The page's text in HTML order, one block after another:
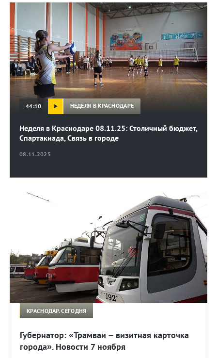
08.11.2025
Неделя в Краснодаре 08.11.25: Столичный бюджет,
Спартакиада, Связь в городе
44:10 НЕДЕЛЯ В КРАСНОДАРЕ
КРАСНОДАР. СЕГОДНЯ
Губернатор: «Трамваи – визитная карточка
города». Новости 7 ноября